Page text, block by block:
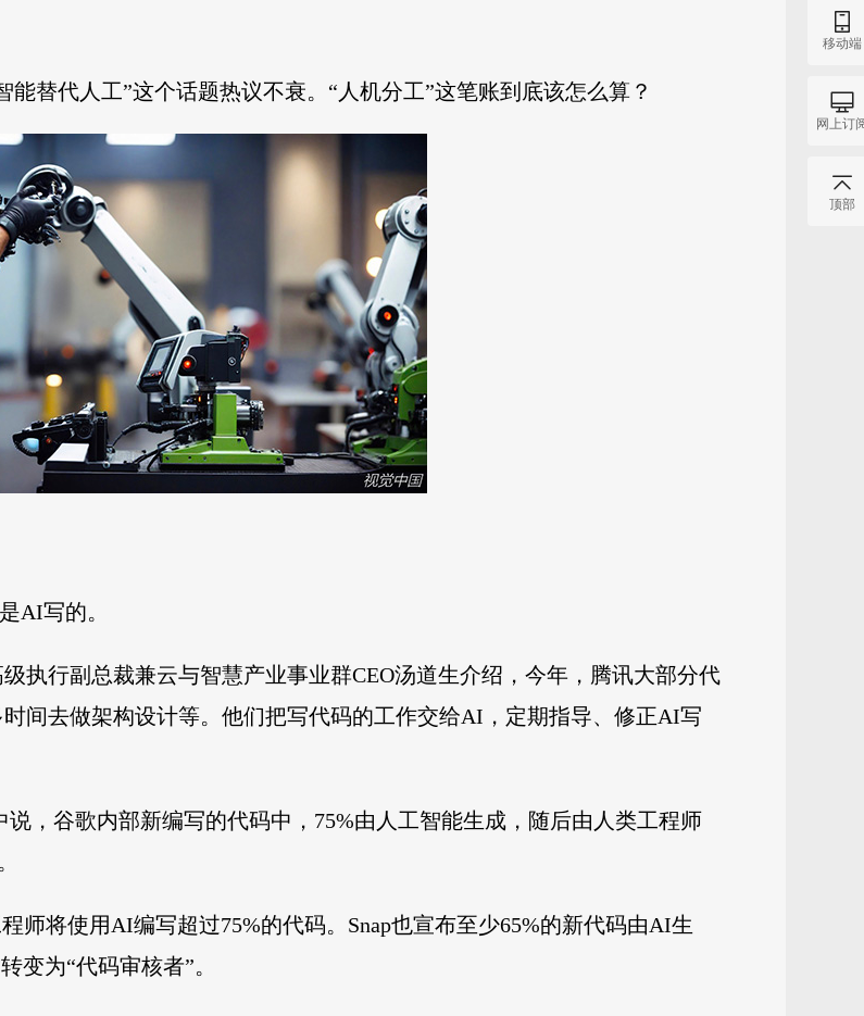
替代人工”这个话题热议不衰。“人机分工”这笔账到底该怎么算？
AI写的。
执行副总裁兼云与智慧产业事业群CEO汤道生介绍，今年，腾讯大部分代
间去做架构设计等。他们把写代码的工作交给AI，定期指导、修正AI写
，谷歌内部新编写的代码中，75%由人工智能生成，随后由人类工程师
师将使用AI编写超过75%的代码。Snap也宣布至少65%的新代码由AI生
变为“代码审核者”。
移动端
网上订
顶部